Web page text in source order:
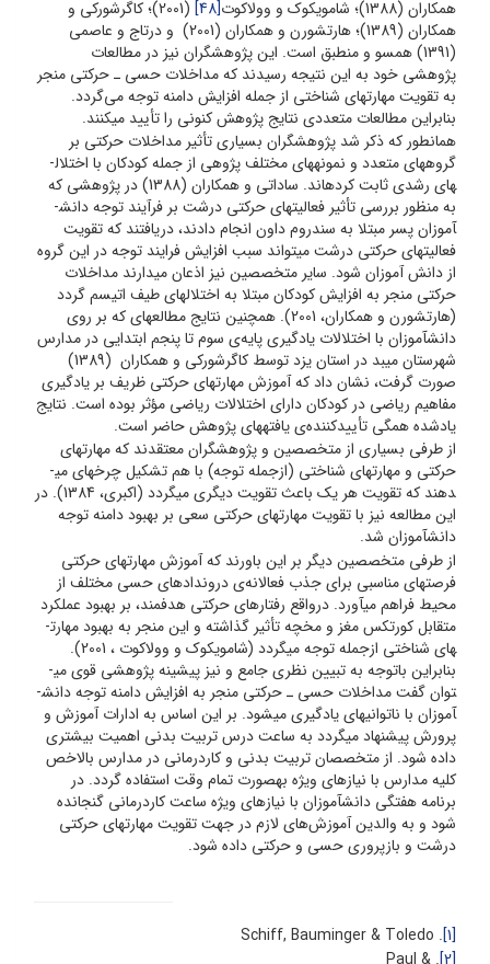
همکاران (1388)؛ شام­وی­کوک و وولاکوت [48]
(2001)؛ کاگرشورکی و
همکاران (1389)؛ هارتشورن و همکاران (2001) و درتاج و عاصمی
(1391) همسو و منطبق است. این پژوهشگران نیز در مطالعات
پژوهشی خود به این نتیجه رسیدند که مداخلات حسی ـ حرکتی منجر
به تقویت مهارت­های شناختی از جمله افزایش دامنه توجه می‌گردد.
بنابراین مطالعات متعددی نتایج پژوهش کنونی را تأیید می­کنند.
همان­طور که ذکر شد پژوهشگران بسیاری تأثیر مداخلات حرکتی بر
گروه­های متعدد و نمونه­های مختلف پژوهی از جمله کودکان با اختلال­
های رشدی ثابت کرده­اند. ساداتی و همکاران (1388) در پژوهشی که
به منظور بررسی تأثیر فعالیت­های حرکتی درشت بر فرآیند توجه دانش­
آموزان پسر مبتلا به سندروم داون انجام دادند، دریافتند که تقویت
فعالیت­های حرکتی درشت می­تواند سبب افزایش فرایند توجه در این گروه
از دانش آموزان شود. سایر متخصصین نیز اذعان می­دارند مداخلات
حرکتی منجر به افزایش کودکان مبتلا به اختلال­های طیف اتیسم گردد
(هارتشورن و همکاران، 2001). همچنین نتایج مطالعه­ای که بر روی
دانش­آموزان با اختلالات یادگیری پایه‌ی سوم تا پنجم ابتدایی در مدارس
شهرستان میبد در استان یزد توسط کاگرشورکی و همکاران (1389)
صورت گرفت، نشان داد که آموزش مهارت­های حرکتی ظریف بر یادگیری
مفاهیم ریاضی در کودکان دارای اختلالات ریاضی مؤثر بوده است. نتایج
یادشده همگی تأییدکننده‌ی یافته­های پژوهش حاضر است.
از طرفی بسیاری از متخصصین و پژوهشگران معتقدند که مهارت­های
حرکتی و مهارت­های شناختی (ازجمله توجه) با هم تشکیل چرخه­ای می­
دهند که تقویت هر یک باعث تقویت دیگری می­گردد (اکبری، 1384). در
این مطالعه نیز با تقویت مهارت­های حرکتی سعی بر بهبود دامنه توجه
دانش­آموزان شد.
از طرفی متخصصین دیگر بر این باورند که آموزش مهارت­های حرکتی
فرصت­های مناسبی برای جذب فعالانه‌ی دروندادهای حسی مختلف از
محیط فراهم می­آورد. درواقع رفتارهای حرکتی هدفمند، بر بهبود عملکرد
متقابل کورتکس مغز و مخچه تأثیر گذاشته و این منجر به بهبود مهارت­
های شناختی ازجمله توجه می­گردد (شام­وی­کوک و وولاکوت ، 2001).
بنابراین باتوجه به تبیین نظری جامع و نیز پیشینه پژوهشی قوی می­
توان گفت مداخلات حسی ـ حرکتی منجر به افزایش دامنه توجه دانش­
آموزان با ناتوانی­های یادگیری می­شود. بر این اساس به ادارات آموزش و
پرورش پیشنهاد می­گردد به ساعت درس تربیت بدنی اهمیت بیشتری
داده شود. از متخصصان تربیت بدنی و کاردرمانی در مدارس بالاخص
کلیه مدارس با نیازهای ویژه به­صورت تمام وقت استفاده گردد. در
برنامه هفتگی دانش­آموزان با نیازهای ویژه ساعت کاردرمانی گنجانده
شود و به والدین آموزش‌های لازم در جهت تقویت مهارت­های حرکتی
درشت و بازپروری حسی و حرکتی داده شود.
[1]
. Schiff, Bauminger & Toledo
[2]
. Paul &